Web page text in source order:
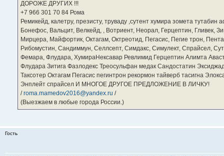
ДОРОЖЕ ДРУГИХ !!!
‪+7 966 301 70 84‬ Рома
Ремикейд, калетру, презисту, труваду ,сутент хумира зомета
Бонефос, Вальцит, Велкейд, , Вотриент, Неорал, Герцептин, Гливек,
Мирцера, Майфортик, Октагам, Октреотид, Пегасис, Пегие трон,
Рибомустин, Сандиммун, Селлсепт, Симдакс, Симулект, Спрайсел,
Фемара, Флудара, ХумираНексавар Ревлимид Герцептин Алимта
Флудара Зитига Фазлодекс Треосульфан медак Сандостатин
Таксотер Октагам Пегасис пегинтрон рекормон тайверб тасигна
Энплейт спрайсел И МНОГОЕ ДРУГОЕ ПРЕДЛОЖЕНИЕ В ЛИЧКУ!
/roma.mamedov2016@yandex.ru /
(Выезжаем в любые города России.)
Гость